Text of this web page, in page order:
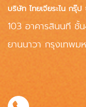
บริษัท ไทยเจียระไน กรุ๊
103 อาคารสินนที ชั้
ยานนาวา กรุงเทพม